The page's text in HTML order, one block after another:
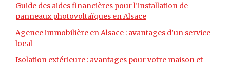
Guide des aides financières pour l’installation de
panneaux photovoltaïques en Alsace
Agence immobilière en Alsace : avantages d’un service
local
Isolation extérieure : avantages pour votre maison et